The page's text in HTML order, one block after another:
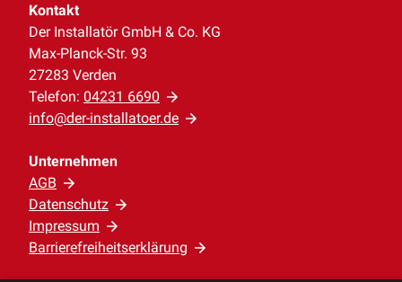
Kontakt
Der Installatör GmbH & Co. KG
Max-Planck-Str. 93
27283 Verden
Telefon: 04231 6690
info@der-installatoer.de
Unternehmen
AGB
Datenschutz
Impressum
Barrierefreiheitserklärung